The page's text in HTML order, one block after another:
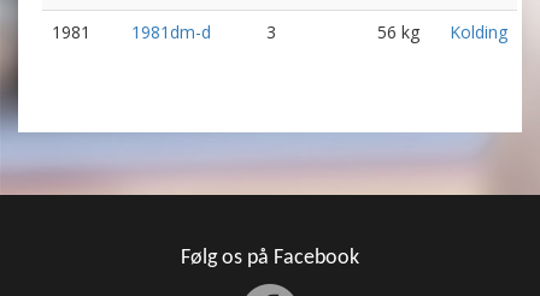
1981
1981dm-d 3 56 kg Kolding
Følg os på Facebook